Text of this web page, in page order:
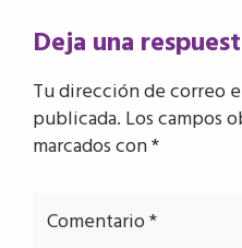
Interacciones
con
los
lectores
Deja una
Tu dirección de correo
publicada. Los campos
marcados con*